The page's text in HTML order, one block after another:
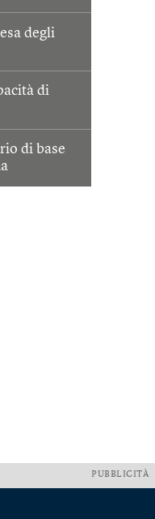
degli
di
di base
PUBBLICITÀ